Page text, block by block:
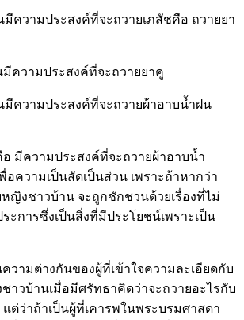
ความประสงค์ที่จะถวายเภสัชคือ ถวายยา
ความประสงค์ที่จะถวายยาคู
ความประสงค์ที่จะถวายผ้าอาบน้ำฝน
มีความประสงค์ที่จะถวายผ้าอาบน้ำ
ความเป็นสัดเป็นส่วน เพราะถ้าหากว่า
ญิงชาวบ้าน จะถูกชักชวนด้วยเรื่องที่ไม่
ะการซึ่งเป็นสิ่งที่มีประโยชน์เพราะเป็น
ความต่างกันของผู้ที่เข้าใจความละเอียดกับ
าวบ้านเมื่อมีศรัทธาคิดว่าจะถวายอะไรกับ
ต่ว่าถ้าเป็นผู้ที่เคารพในพระบรมศาสดา